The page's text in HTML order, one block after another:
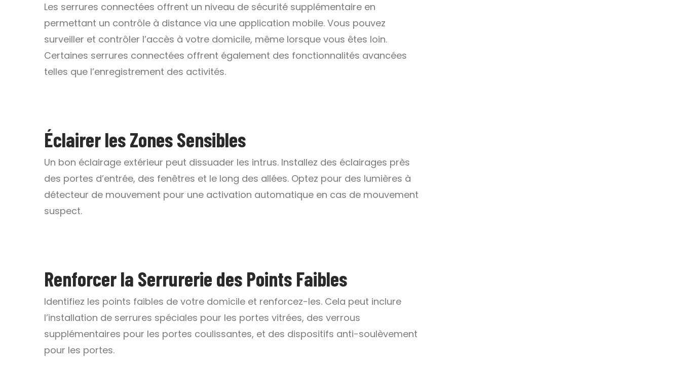
Les serrures connectées offrent un niveau de sécurité supplémentaire en
permettant un contrôle à distance via une application mobile. Vous pouvez
surveiller et contrôler l’accès à votre domicile, même lorsque vous êtes loin.
Certaines serrures connectées offrent également des fonctionnalités avancées
telles que l’enregistrement des activités.
Éclairer les Zones Sensibles
Un bon éclairage extérieur peut dissuader les intrus. Installez des éclairages près
des portes d’entrée, des fenêtres et le long des allées. Optez pour des lumières à
détecteur de mouvement pour une activation automatique en cas de mouvement
suspect.
Renforcer la Serrurerie des Points Faibles
Identifiez les points faibles de votre domicile et renforcez-les. Cela peut inclure
l’installation de serrures spéciales pour les portes vitrées, des verrous
supplémentaires pour les portes coulissantes, et des dispositifs anti-soulèvement
pour les portes.